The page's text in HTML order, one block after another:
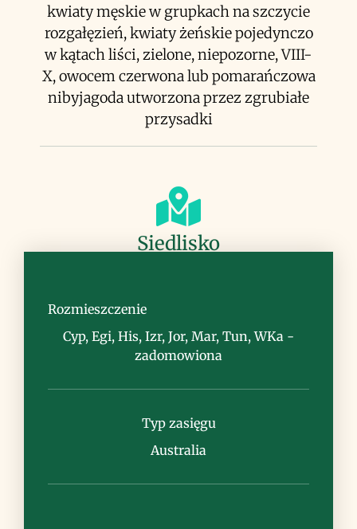
kwiaty męskie w grupkach na szczycie
rozgałęzień, kwiaty żeńskie pojedynczo
w kątach liści, zielone, niepozorne, VIII-
X, owocem czerwona lub pomarańczowa
nibyjagoda utworzona przez zgrubiałe
przysadki
Siedlisko
Uwagi
Rozmieszczenie
Cyp, Egi, His, Izr, Jor, Mar, Tun, WKa -
zadomowiona
Typ zasięgu
Australia